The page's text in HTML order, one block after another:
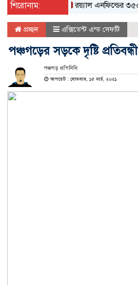
শিরোনাম:
র‌য়্যাল এনফিল্ডের ৩৫০
প্রচ্ছদ এক্সিডেন্ট এন্ড সেফটি
পঞ্চগড়ের সড়কে দৃষ্টি
পঞ্চগড় প্রতিনিধি
আপডেট : সোমবার, ১৫ মার্চ, ২০২১